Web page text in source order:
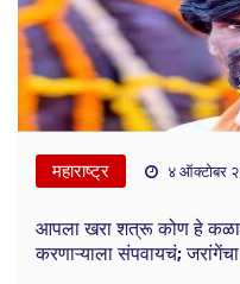
महाराष्ट्र ४ ऑक्टोबर
आपला खरा शत्रू कोण हे कळालं,
करणाऱ्याला संपवायचं; जरांगेंचा